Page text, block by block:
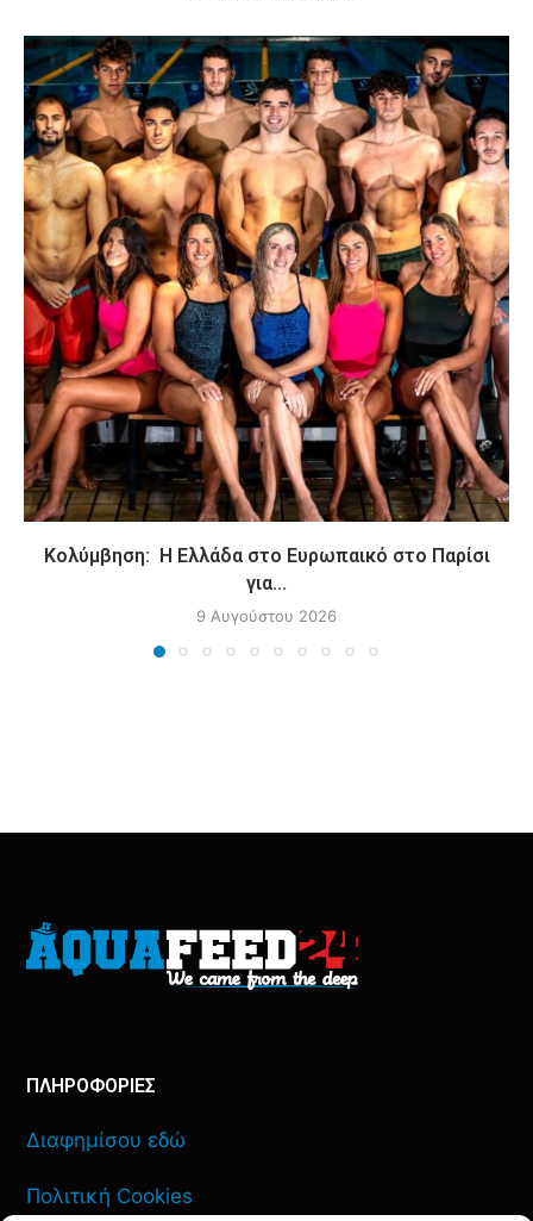
Κολύμβηση: Η Ελλάδα στο Ευρωπαικό στο Παρίσι
για...
9 Αυγούστου 2026
ΠΛΗΡΟΦΟΡΙΕΣ
Διαφημίσου εδώ
Πολιτική Cookies